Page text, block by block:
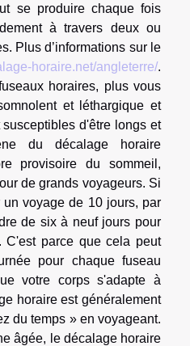
se produire chaque fois
à travers deux ou
Plus d’informations sur le
horaire.net/angleterre/.
horaires, plus vous
et léthargique et
d'être longs et
du décalage horaire
provisoire du sommeil,
de grands voyageurs. Si
voyage de 10 jours, par
de six à neuf jours pour
C'est parce que cela peut
pour chaque fuseau
votre corps s'adapte à
horaire est généralement
du temps » en voyageant.
âgée, le décalage horaire